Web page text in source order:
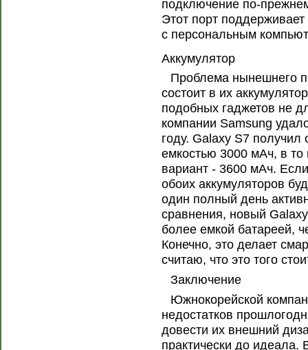
подключение по-
Этот порт
с персональным
Аккумулятор
Проблема нынешнего
состоит в их
подобных гаджетов не
компании Samsung
году. Galaxy S7
емкостью 3000 мАч, в
вариант - 3600 мАч.
обоих аккумуляторов
один полный день
сравнения, новый
более емкой батареей,
Конечно, это делает
считаю, что это того
Заключение
Южнокорейской
недостатков
довести их внешний
практически до